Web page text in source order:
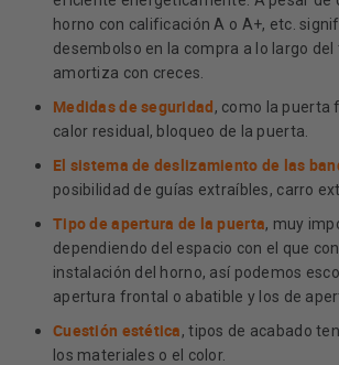
horno con calificación A o A+, etc.
desembolso en la compra a lo largo del
amortiza con creces.
Medidas de seguridad, como la puerta
calor residual, bloqueo de la puerta.
El sistema de deslizamiento de las
posibilidad de guías extraíbles, carro
Tipo de apertura de la puerta, muy
dependiendo del espacio con el que
instalación del horno, así podemos
apertura frontal o abatible y los de
Cuestión estética, tipos de acabado
los materiales o el color.